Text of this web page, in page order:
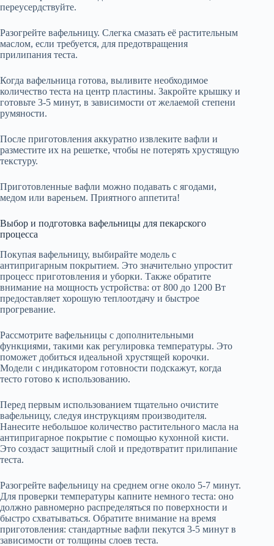
переусердствуйте.
Разогрейте вафельницу. Слегка смазать её растительным
маслом, если требуется, для предотвращения
прилипания теста.
Когда вафельница готова, выливите необходимое
количество теста на центр пластины. Закройте крышку и
готовьте 3-5 минут, в зависимости от желаемой степени
румяности.
После приготовления аккуратно извлеките вафли и
разместите их на решетке, чтобы не потерять хрустящую
текстуру.
Приготовленные вафли можно подавать с ягодами,
медом или вареньем. Приятного аппетита!
Выбор и подготовка вафельницы для пекарского
процесса
Покупая вафельницу, выбирайте модель с
антипригарным покрытием. Это значительно упростит
процесс приготовления и уборки. Также обратите
внимание на мощность устройства: от 800 до 1200 Вт
предоставляет хорошую теплоотдачу и быстрое
прогревание.
Рассмотрите вафельницы с дополнительными
функциями, такими как регулировка температуры. Это
поможет добиться идеальной хрустящей корочки.
Модели с индикатором готовности подскажут, когда
тесто готово к использованию.
Перед первым использованием тщательно очистите
вафельницу, следуя инструкциям производителя.
Нанесите небольшое количество растительного масла на
антипригарное покрытие с помощью кухонной кисти.
Это создаст защитный слой и предотвратит прилипание
теста.
Разогрейте вафельницу на среднем огне около 5-7 минут.
Для проверки температуры капните немного теста: оно
должно равномерно распределяться по поверхности и
быстро схватываться. Обратите внимание на время
приготовления: стандартные вафли пекутся 3-5 минут в
зависимости от толщины слоев теста.